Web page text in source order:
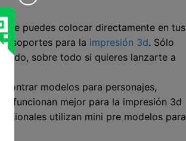
que puedes colocar directamente en tus
soportes para la impresión 3d. Sólo
sobre todo si quieres lanzarte a
modelos para personajes,
funcionan mejor para la impresión 3d
utilizan mini pre modelos para